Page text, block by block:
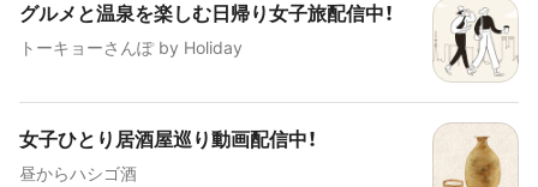
グルメと温泉を楽しむ日帰り女子旅配信中！
トーキョーさんぽ by Holiday
女子ひとり居酒屋巡り動画配信中！
昼からハシゴ酒